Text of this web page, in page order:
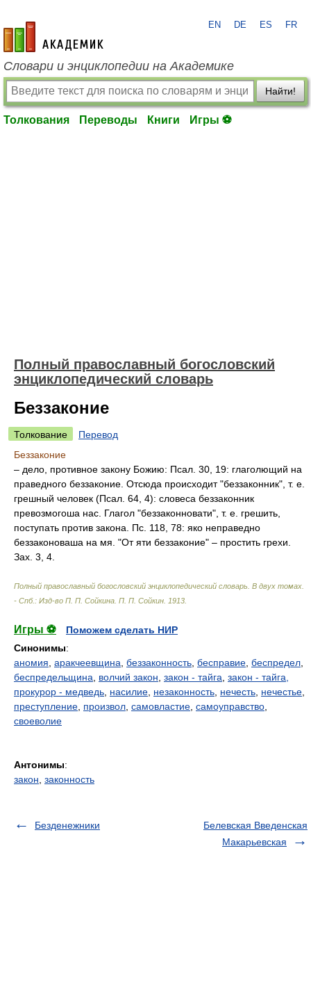
academic.ru
EN DE ES FR
Словари и энциклопедии на Академике
Найти!
Толкования Переводы Книги Игры ⚽
Полный православный богословский
энциклопедический словарь
Беззаконие
Толкование
Перевод
Беззаконие
– дело, противное закону Божию: Псал. 30, 19: глаголющий на
праведного беззаконие. Отсюда происходит "беззаконник", т. е.
грешный человек (Псал. 64, 4): словеса беззаконник
превозмогоша нас. Глагол "беззаконновати", т. е. грешить,
поступать против закона. Пс. 118, 78: яко неправедно
беззаконоваша на мя. "От яти беззаконие" – простить грехи.
Зах. 3, 4.
Полный православный богословский энциклопедический словарь. В двух томах.
- Спб.: Изд-во П. П. Сойкина П. П. Сойкин 1913
Игры ⚽
Поможем сделать НИР
Синонимы:
аномия аракчеевщина беззаконность бесправие беспредел
беспредельщина
волчий закон закон - тайга закон - тайга,
прокурор - медведь насилие незаконность нечесть нечестье
преступление произвол самовластие самоуправство
своеволие
Антонимы:
закон законность
Безденежники
Белевская Введенская
Макарьевская